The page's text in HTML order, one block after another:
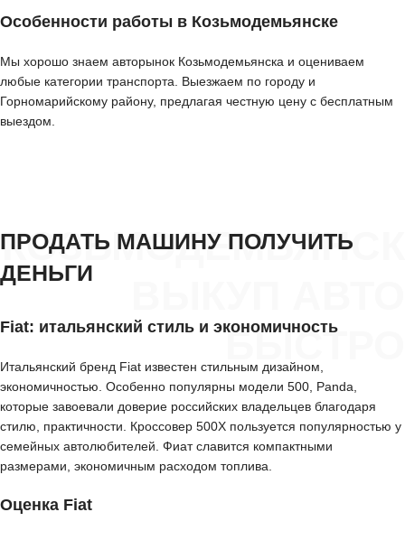
Особенности работы в Козьмодемьянске
Мы хорошо знаем авторынок Козьмодемьянска и оцениваем
любые категории транспорта. Выезжаем по городу и
Горномарийскому району, предлагая честную цену с бесплатным
выездом.
КОЗЬМОДЕМЬЯНСК
БЫСТРО
ПРОДАТЬ МАШИНУ ПОЛУЧИТЬ
ДЕНЬГИ
Fiat: итальянский стиль и экономичность
Итальянский бренд Fiat известен стильным дизайном,
экономичностью. Особенно популярны модели 500, Panda,
которые завоевали доверие российских владельцев благодаря
стилю, практичности. Кроссовер 500X пользуется популярностью у
семейных автолюбителей. Фиат славится компактными
размерами, экономичным расходом топлива.
Оценка Fiat